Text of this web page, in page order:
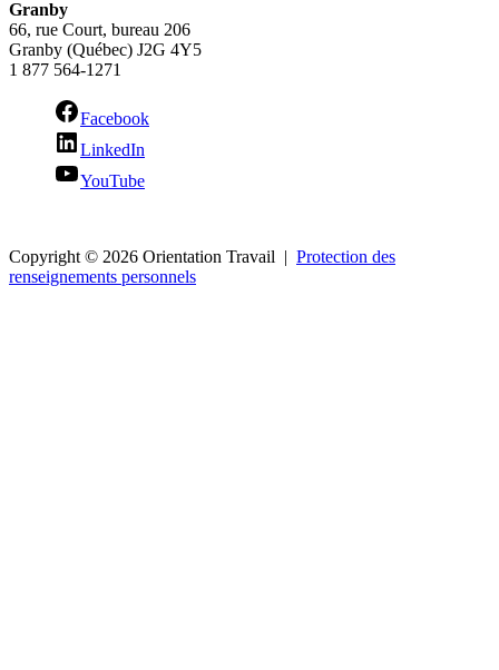
Granby
66, rue Court, bureau 206
Granby (Québec) J2G 4Y5
1 877 564-1271
Facebook
LinkedIn
YouTube
Copyright © 2026 Orientation Travail | Protection des
renseignements personnels